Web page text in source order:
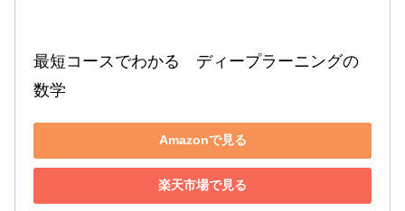
最短コースでわかる　ディープラーニングの
数学
Amazonで見る
楽天市場で見る